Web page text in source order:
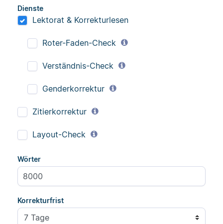
Dienste
Lektorat & Korrekturlesen
Roter-Faden-Check
Verständnis-Check
Genderkorrektur
Zitierkorrektur
Layout-Check
Wörter
Korrekturfrist